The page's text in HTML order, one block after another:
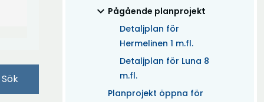
expand_more Pågående planprojekt
(Aktuell)
Detaljplan för
Hermelinen 1 m.fl.
Detaljplan för Luna 8
m.fl.
Planprojekt öppna för
Sök